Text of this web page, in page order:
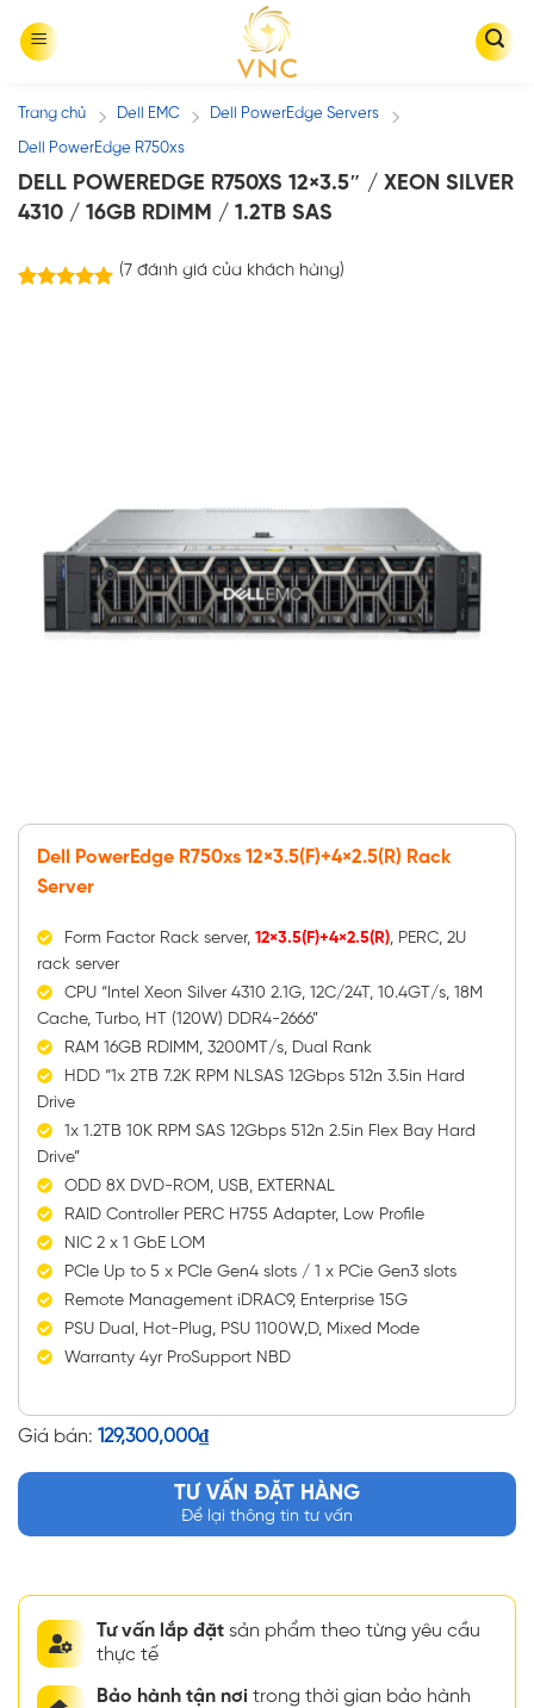
Trang chủ / Dell EMC / Dell PowerEdge Servers /
Dell PowerEdge R750xs
DELL POWEREDGE R750XS 12×3.5″ / XEON SILVER
4310 / 16GB RDIMM / 1.2TB SAS
(7đánh giá của khách hàng)
Dell PowerEdge R750xs 12×3.5(F)+4×2.5(R) Rack
Server
Form Factor Rack server, 12×3.5(F)+4×2.5(R), PERC, 2U
rack server
CPU “Intel Xeon Silver 4310 2.1G, 12C/24T, 10.4GT/s, 18M
Cache, Turbo, HT (120W) DDR4-2666”
RAM 16GB RDIMM, 3200MT/s, Dual Rank
HDD “1x 2TB 7.2K RPM NLSAS 12Gbps 512n 3.5in Hard
Drive
1x 1.2TB 10K RPM SAS 12Gbps 512n 2.5in Flex Bay Hard
Drive”
ODD 8X DVD-ROM, USB, EXTERNAL
RAID Controller PERC H755 Adapter, Low Profile
NIC 2 x 1 GbE LOM
PCIe Up to 5 x PCIe Gen4 slots / 1 x PCie Gen3 slots
Remote Management iDRAC9, Enterprise 15G
PSU Dual, Hot-Plug, PSU 1100W,D, Mixed Mode
Warranty 4yr ProSupport NBD
Giá bán: 129,300,000₫
TƯ VẤN ĐẶT HÀNG
Để lại thông tin tư vấn
Tư vấn lắp đặt sản phẩm theo từng yêu cầu
thực tế
Bảo hành tận nơi trong thời gian bảo hành